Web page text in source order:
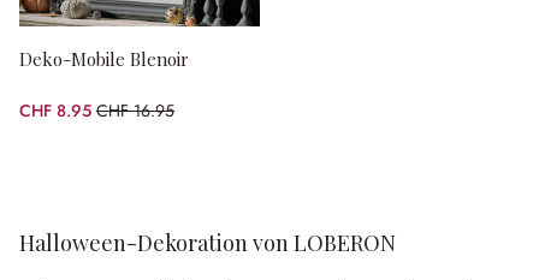
Deko-Mobile Blenoir
CHF 8.95 CHF 16.95
(47.2% gespart)
Halloween-Dekoration von LOBERON